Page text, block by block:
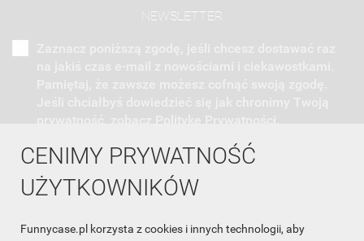
CENIMY PRYWATNOŚĆ
UŻYTKOWNIKÓW
Funnycase.pl korzysta z cookies i innych technologii, aby
NEWSLETTER
INFORMACJA O SKLEPIE